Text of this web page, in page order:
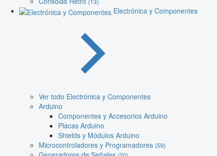
Electrónica y Componentes
Ver todo Electrónica y Componentes
Arduino
Componentes y Accesorios Arduino
Placas Arduino
Shields y Módulos Arduino
Microcontroladores y Programadores (59)